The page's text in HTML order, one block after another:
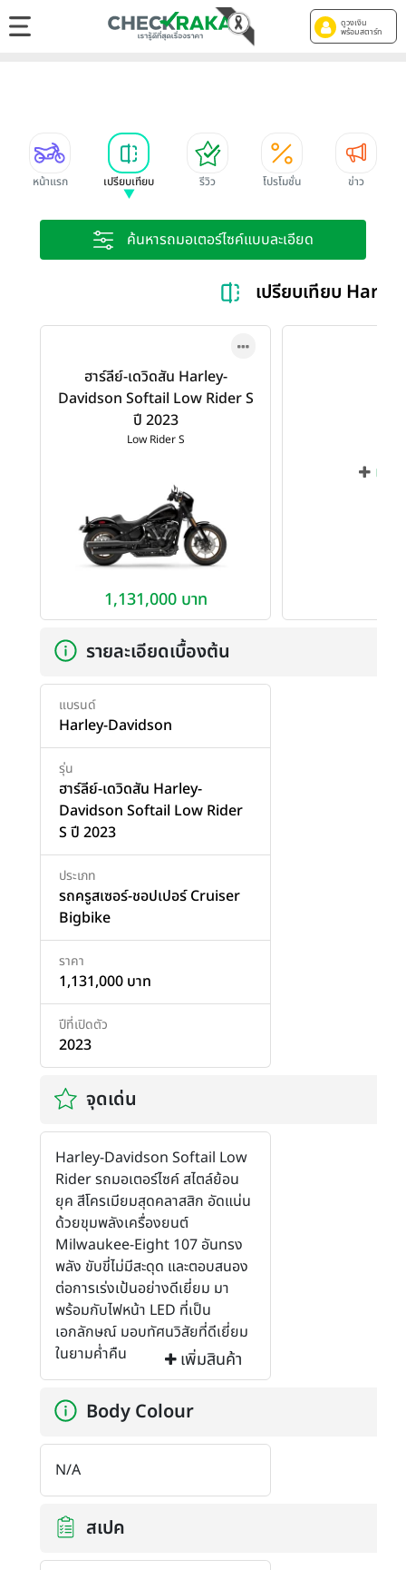
ดูวงเงิน
พร้อมสตาร์ท
หน้าแรก เปรียบเทียบ รีวิว โปรโมชั่น ข่าว
ค้นหารถมอเตอร์ไซค์แบบละเอียด
เปรียบเทียบ
ฮาร์ลีย์-เดวิดสัน Harley-
Davidson Softail Low Rider S
ปี 2023
Low Rider S
1,131,000 บาท
เพิ่
เพิ่มสินค้า
รายละเอียดเบื้องต้น
แบรนด์
Harley-Davidson
รุ่น
ฮาร์ลีย์-เดวิดสัน Harley-
Davidson Softail Low Rider
S ปี 2023
ประเภท
รถครูสเซอร์-ชอปเปอร์ Cruiser
Bigbike
ราคา
1,131,000 บาท
ปีที่เปิดตัว
2023
จุดเด่น
Harley-Davidson Softail Low
Rider รถมอเตอร์ไซค์ สไตล์ย้อน
ยุค สีโครเมียมสุดคลาสสิก อัดแน่น
ด้วยขุมพลังเครื่องยนต์
Milwaukee-Eight 107 อันทรง
พลัง ขับขี่ไม่มีสะดุด และตอบสนอง
ต่อการเร่งเป้นอย่างดีเยี่ยม มา
พร้อมกับไฟหน้า LED ที่เป็น
เอกลักษณ์ มอบทัศนวิสัยที่ดีเยี่ยม
ในยามค่ำคืน
Body Colour
N/A
สเปค